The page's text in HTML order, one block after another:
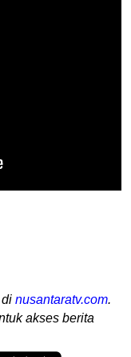
nusantaratv.com.
akses berita